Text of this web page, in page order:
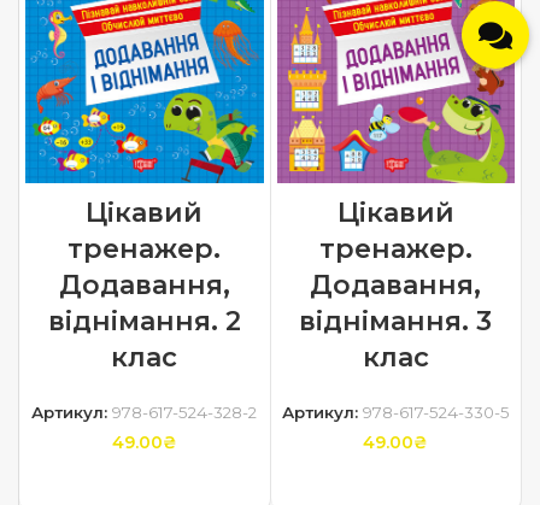
Цікавий
тренажер.
Додавання,
віднімання. 2
клас
Артикул:978-617-524-328-2
49.00₴
Цікавий
тренажер.
Додавання,
віднімання. 3
клас
Артикул: 978-617-524-330-5
49.00₴